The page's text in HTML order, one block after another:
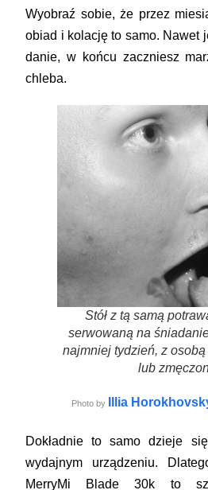
Wyobraź sobie, że przez
obiad i kolację to samo. Nawet
danie, w końcu zaczniesz
chleba.
Stół z tą samą
serwowaną na
najmniej tydzień, z
lub
Photo by Illia
Dokładnie to samo dzieje
wydajnym urządzeniu.
MerryMi Blade 30k to